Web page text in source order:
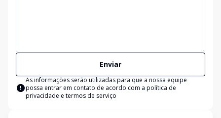
Enviar
As informações serão utilizadas para que a nossa equipe
possa entrar em contato de acordo com a política de
privacidade e termos de serviço